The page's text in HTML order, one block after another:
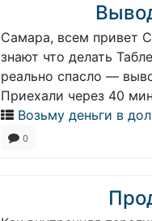
Самара, всем привет
знают что делать
реально спасло —
Приехали через 40
Возьму деньги в
0